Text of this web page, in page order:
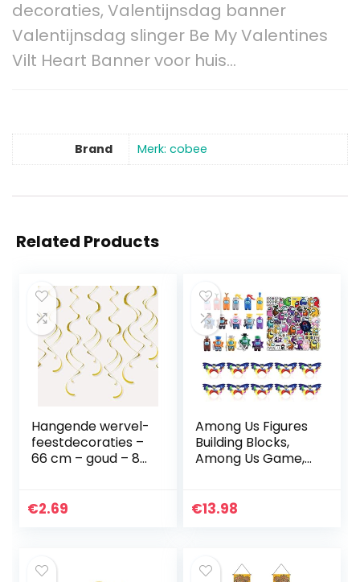
decoraties, Valentijnsdag banner
Valentijnsdag slinger Be My Valentines
Vilt Heart Banner voor huis…
Brand Merk: cobee
Related Products
Hangende wervel-
feestdecoraties –
66 cm – goud – 8-
€2.69
Among Us Figures
Building Blocks,
Among Us Game,
Standbeelden, 10
€13.98